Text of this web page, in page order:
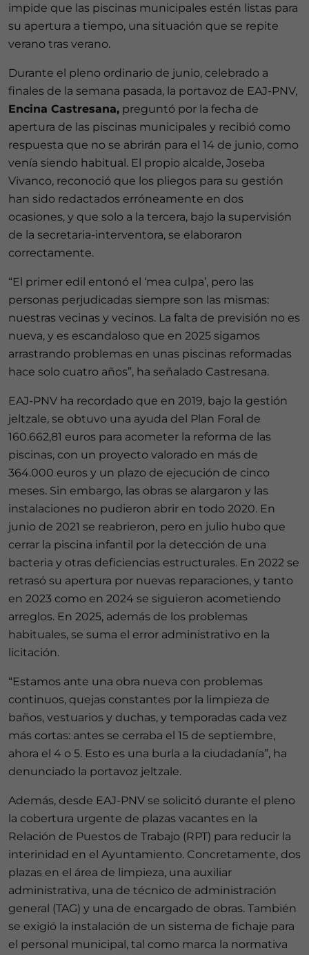
impide que las piscinas municipales estén listas para
su apertura a tiempo, una situación que se repite
verano tras verano.
Durante el pleno ordinario de junio, celebrado a
finales de la semana pasada, la portavoz de EAJ-PNV,
Encina Castresana, preguntó por la fecha de
apertura de las piscinas municipales y recibió como
respuesta que no se abrirán para el 14 de junio, como
venía siendo habitual. El propio alcalde, Joseba
Vivanco, reconoció que los pliegos para su gestión
han sido redactados erróneamente en dos
ocasiones, y que solo a la tercera, bajo la supervisión
de la secretaria-interventora, se elaboraron
correctamente.
“El primer edil entonó el ‘mea culpa’, pero las
personas perjudicadas siempre son las mismas:
nuestras vecinas y vecinos. La falta de previsión no es
nueva, y es escandaloso que en 2025 sigamos
arrastrando problemas en unas piscinas reformadas
hace solo cuatro años”, ha señalado Castresana.
EAJ-PNV ha recordado que en 2019, bajo la gestión
jeltzale, se obtuvo una ayuda del Plan Foral de
160.662,81 euros para acometer la reforma de las
piscinas, con un proyecto valorado en más de
364.000 euros y un plazo de ejecución de cinco
meses. Sin embargo, las obras se alargaron y las
instalaciones no pudieron abrir en todo 2020. En
junio de 2021 se reabrieron, pero en julio hubo que
cerrar la piscina infantil por la detección de una
bacteria y otras deficiencias estructurales. En 2022 se
retrasó su apertura por nuevas reparaciones, y tanto
en 2023 como en 2024 se siguieron acometiendo
arreglos. En 2025, además de los problemas
habituales, se suma el error administrativo en la
licitación.
“Estamos ante una obra nueva con problemas
continuos, quejas constantes por la limpieza de
baños, vestuarios y duchas, y temporadas cada vez
más cortas: antes se cerraba el 15 de septiembre,
ahora el 4 o 5. Esto es una burla a la ciudadanía”, ha
denunciado la portavoz jeltzale.
Además, desde EAJ-PNV se solicitó durante el pleno
la cobertura urgente de plazas vacantes en la
Relación de Puestos de Trabajo (RPT) para reducir la
interinidad en el Ayuntamiento. Concretamente, dos
plazas en el área de limpieza, una auxiliar
administrativa, una de técnico de administración
general (TAG) y una de encargado de obras. También
se exigió la instalación de un sistema de fichaje para
el personal municipal, tal como marca la normativa